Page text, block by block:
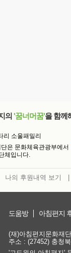
의 '꿈너머꿈'을 함께
리 소울패밀리
은 문화체육관광부에서
체입니다.
나의 후원내역 보기
도움방 아침편지
(재)아침편지문화재
주소 : (27452) 충청